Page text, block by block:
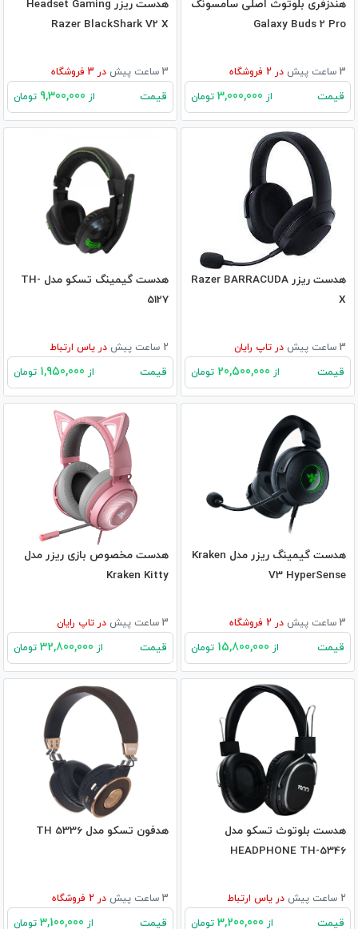
هندزفری بلوتوث اصلی سامسونگ
Galaxy Buds 2 Pro
3 ساعت پیش در فروشگاه
قیمت از تومان
هدست ریزر Headset Gaming
Razer BlackShark V2 X
3 ساعت پیش در فروشگاه
قیمت از تومان
هدست ریزر Razer BARRACUDA
X
3 ساعت پیش در تاپ رایان
قیمت از تومان
هدست گیمینگ تسکو مدل TH-
5127
2 ساعت پیش در یاس ارتباط
قیمت از تومان
هدست گیمینگ ریزر مدل Kraken
V3 HyperSense
3 ساعت پیش در فروشگاه
قیمت از تومان
هدست مخصوص بازی ریزر مدل
Kraken Kitty
3 ساعت پیش در تاپ رایان
قیمت از تومان
هدست بلوتوث تسکو مدل
HEADPHONE TH-5346
2 ساعت پیش در یاس ارتباط
قیمت از تومان
هدفون تسکو مدل TH 5336
3 ساعت پیش در فروشگاه
قیمت از تومان